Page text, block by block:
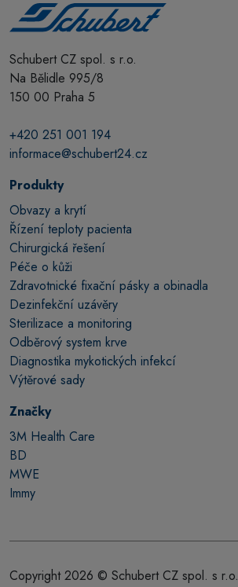
Schubert CZ spol. s r.o.
Na Bělidle 995/8
150 00 Praha 5
+420 251 001 194
informace@schubert24.cz
Produkty
Obvazy a krytí
Řízení teploty pacienta
Chirurgická řešení
Péče o kůži
Zdravotnické fixační pásky a obinadla
Dezinfekční uzávěry
Sterilizace a monitoring
Odběrový system krve
Diagnostika mykotických infekcí
Výtěrové sady
Značky
3M Health Care
BD
MWE
Immy
Copyright 2026 © Schubert CZ spol. s r.o.